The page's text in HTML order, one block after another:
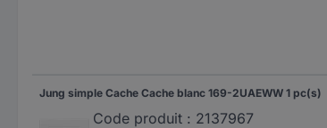
Jung simple Cache Cache blanc 169-2UAEWW 1 pc(s)
Code produit : 2137967